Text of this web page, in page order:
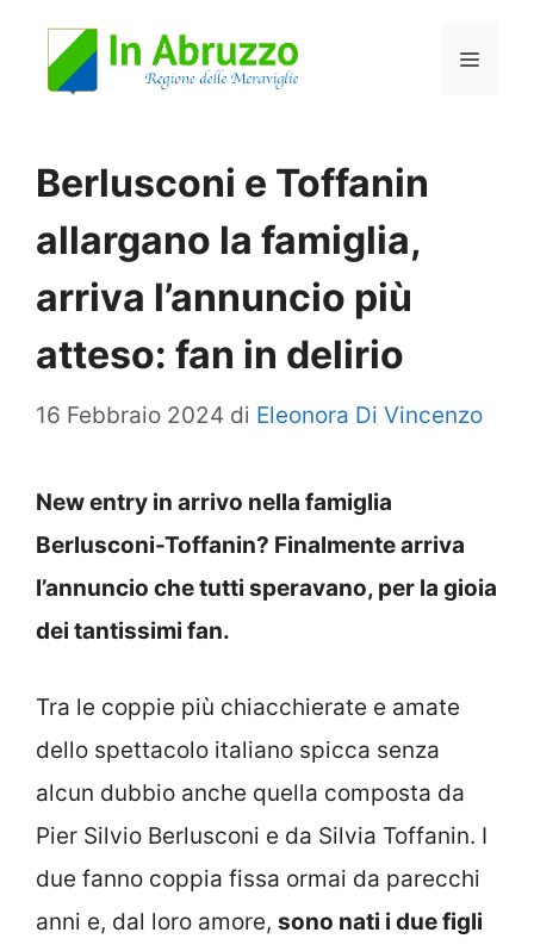
Menu
Berlusconi e Toffanin
allargano la famiglia,
arriva l’annuncio più
atteso: fan in delirio
16 Febbraio 2024 di Eleonora Di Vincenzo
New entry in arrivo nella famiglia
Berlusconi-Toffanin? Finalmente arriva
l’annuncio che tutti speravano, per la gioia
dei tantissimi fan.
Tra le coppie più chiacchierate e amate
dello spettacolo italiano spicca senza
alcun dubbio anche quella composta da
Pier Silvio Berlusconi e da Silvia Toffanin. I
due fanno coppia fissa ormai da parecchi
anni e, dal loro amore, sono nati i due figli